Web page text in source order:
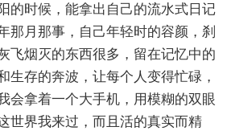
的时候，能拿出自己的流水式日记
那月那事，自己年轻时的容颜，刹
飞烟灭的东西很多，留在记忆中的
生存的奔波，让每个人变得忙碌，
会拿着一个大手机，用模糊的双眼
世界我来过，而且活的真实而精